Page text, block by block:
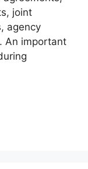
joint
agency
An important